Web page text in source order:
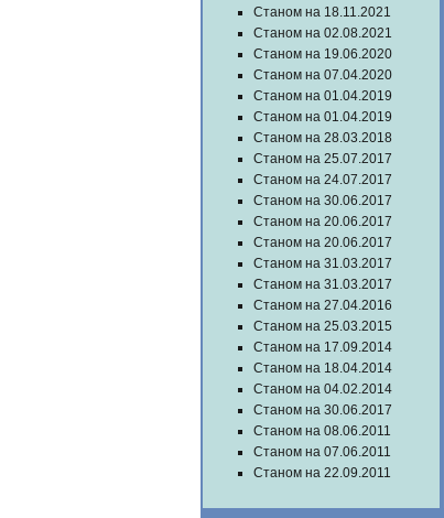
Станом на 18.11.2021
Станом на 02.08.2021
Станом на 19.06.2020
Станом на 07.04.2020
Станом на 01.04.2019
Станом на 01.04.2019
Станом на 28.03.2018
Станом на 25.07.2017
Станом на 24.07.2017
Станом на 30.06.2017
Станом на 20.06.2017
Станом на 20.06.2017
Станом на 31.03.2017
Станом на 31.03.2017
Станом на 27.04.2016
Станом на 25.03.2015
Станом на 17.09.2014
Станом на 18.04.2014
Станом на 04.02.2014
Станом на 30.06.2017
Станом на 08.06.2011
Станом на 07.06.2011
Станом на 22.09.2011